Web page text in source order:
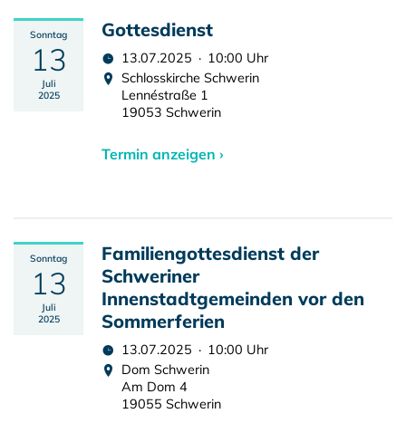
Sonntag
13
Juli
2025
Gottesdienst
13.07.2025 · 10:00 Uhr
Schlosskirche Schwerin
Lennéstraße 1
19053 Schwerin
Termin anzeigen ›
Sonntag
13
Juli
2025
Familiengottesdienst der
Schweriner
Innenstadtgemeinden vor den
Sommerferien
13.07.2025 · 10:00 Uhr
Dom Schwerin
Am Dom 4
19055 Schwerin